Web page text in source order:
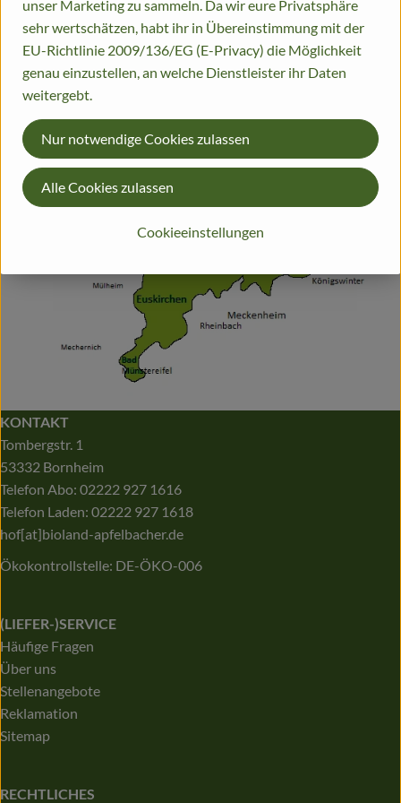
KONTAKT
Tombergstr. 1
53332 Bornheim
Telefon Abo: 02222 927 1616
Telefon Laden: 02222 927 1618
hof[at]bioland-apfelbacher.de
Ökokontrollstelle: DE-ÖKO-006
(LIEFER-)SERVICE
Häufige Fragen
Über uns
Stellenangebote
Reklamation
Sitemap
RECHTLICHES
unser Marketing zu sammeln. Da wir eure Privatsphäre
sehr wertschätzen, habt ihr in Übereinstimmung mit der
EU-Richtlinie 2009/136/EG (E-Privacy) die Möglichkeit
genau einzustellen, an welche Dienstleister ihr Daten
weitergebt.
Cookieeinstellungen
Nur notwendige Cookies zulassen
Alle Cookies zulassen